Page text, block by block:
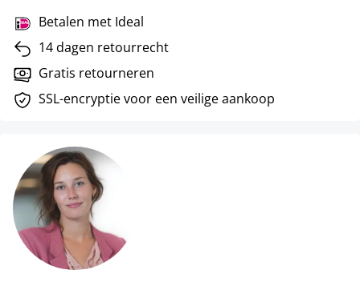
Betalen met Ideal
14 dagen retourrecht
Gratis retourneren
SSL-encryptie voor een veilige aankoop